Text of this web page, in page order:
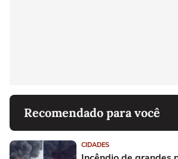
Recomendado para você
CIDADES